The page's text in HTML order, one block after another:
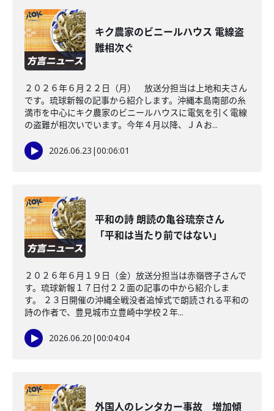
キク農家のビニールハウス 電線盗
難相次ぐ
２０２６年６月２２日（月） 放送分担当は上地和夫さん
です。琉球新報の記事から紹介します。沖縄本島南部の糸
満市を中心にキク農家のビニールハウスに電気を引く電線
の盗難が相次いでいます。今年４月以降、ＪＡお...
2026.06.23 |00:06:01
平和の詩 朗読の亀谷琉奈さん
「平和は当たり前ではない」
２０２６年６月１９日（金）放送分担当は赤嶺啓子さんで
す。琉球新報１７日付２２面の記事の中から紹介しま
す。 ２３日開催の沖縄全戦没者追悼式で朗読される平和の
詩の作者で、豊見城市立豊崎中学校２年...
2026.06.20 |00:04:04
外国人のレンタカー事故 増加傾